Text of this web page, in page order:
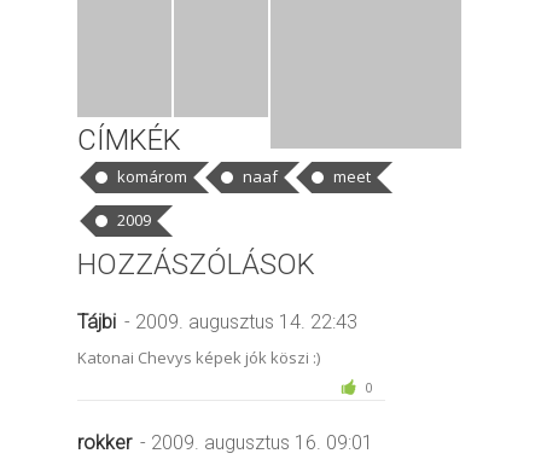
CÍMKÉK
komárom naaf
meet
2009
HOZZÁSZÓLÁSOK
Tájbi - 2009. augusztus 14. 22:43
Katonai Chevys képek jók köszi :)
0
rokker - 2009. augusztus 16. 09:01